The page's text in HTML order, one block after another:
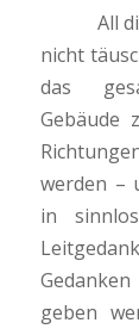
All
nicht
das
Gebäude
werden –
in
geben